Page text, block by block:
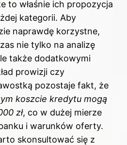
to właśnie ich propozycja
kategorii. Aby
naprawdę korzystne,
nie tylko na analizę
także dodatkowymi
prowizji czy
pozostaje fakt, że
koszcie kredytu mogą
zł, co w dużej mierze
i warunków oferty.
skonsultować się z